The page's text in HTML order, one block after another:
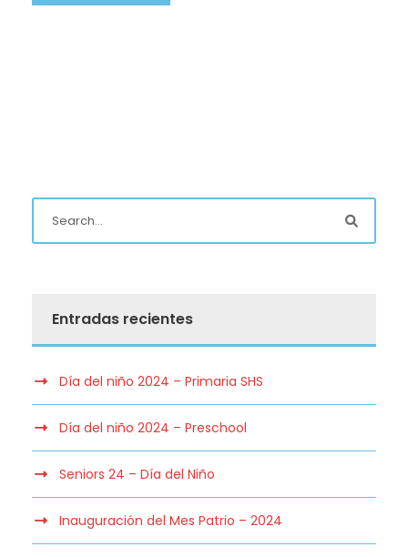
Entradas recientes
Día del niño 2024 – Primaria SHS
Día del niño 2024 – Preschool
Seniors 24 – Día del Niño
Inauguración del Mes Patrio – 2024